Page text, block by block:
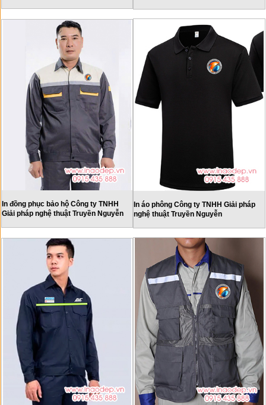
In đồng phục bảo hộ Công ty TNHH
Giải pháp nghệ thuật Truyền Nguyễn
In áo phông Công ty TNHH Giải pháp
nghệ thuật Truyền Nguyễn